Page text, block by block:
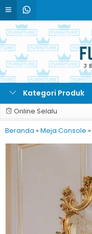
Kategori Produk
Online Selalu
Beranda » Meja Console »